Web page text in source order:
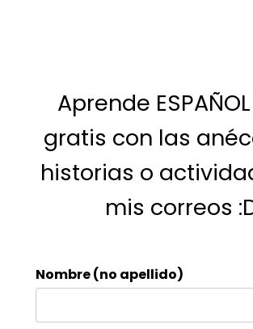
Aprende ESPAÑOL
gratis con las
historias o
mis correos
Nombre (no apellido)